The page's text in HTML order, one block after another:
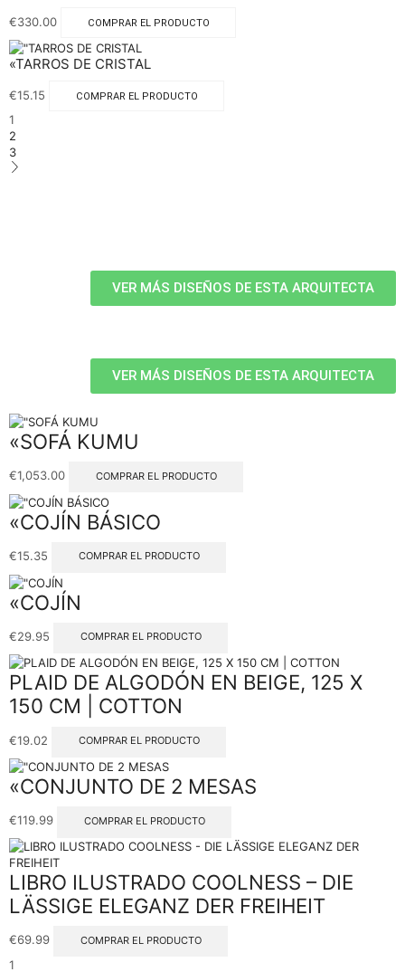
€330.00 COMPRAR EL PRODUCTO
«TARROS DE CRISTAL
€15.15 COMPRAR EL PRODUCTO
1
2
3
VER MÁS DISEÑOS DE ESTA ARQUITECTA
VER MÁS DISEÑOS DE ESTA ARQUITECTA
«SOFÁ KUMU
€1,053.00 COMPRAR EL PRODUCTO
«COJÍN BÁSICO
€15.35 COMPRAR EL PRODUCTO
«COJÍN
€29.95 COMPRAR EL PRODUCTO
PLAID DE ALGODÓN EN BEIGE, 125 X
150 CM | COTTON
€19.02 COMPRAR EL PRODUCTO
«CONJUNTO DE 2 MESAS
€119.99 COMPRAR EL PRODUCTO
LIBRO ILUSTRADO COOLNESS – DIE
LÄSSIGE ELEGANZ DER FREIHEIT
€69.99 COMPRAR EL PRODUCTO
1